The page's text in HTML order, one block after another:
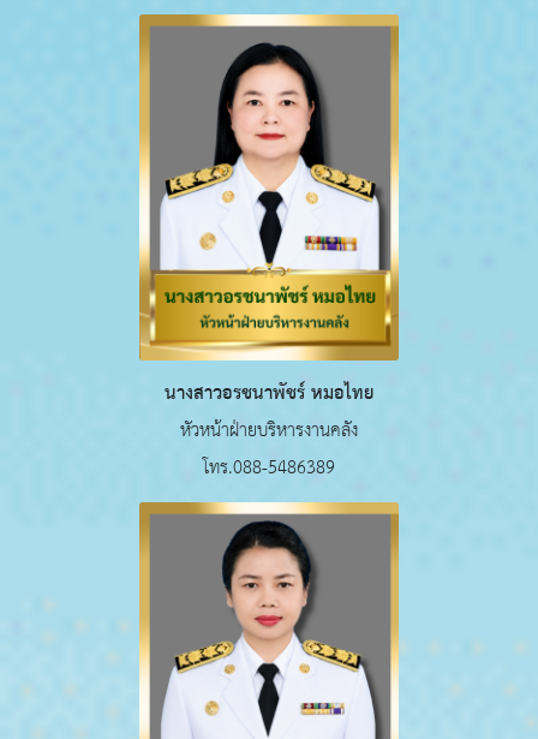
นางสาวอรชนาพัชร์ หมอไทย
หัวหน้าฝ่ายบริหารงานคลัง
โทร.088-5486389